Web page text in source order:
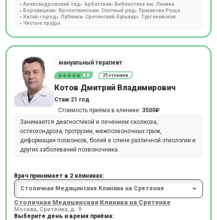
Александровский сад Арбатская
Библиотека им. Ленина
Боровицкая
Кропоткинская Охотный ряд
Ермакова Роща
Китай-город
Лубянка Сретенский бульвар
Тургеневская
Чистые пруды
мануальный терапевт
4.5 25 отзывов
Котов Дмитрий Владимирович
Стаж 21 год
Стоимость приёма в клинике: 3500₽
Занимается диагностикой и лечением сколиоза,
остеохондроза, протрузии, межпозвоночных грыж,
деформации позвонков, болей в спине различной этиологии и
других заболеваний позвоночника.
Врач принимает в 2 клиниках:
Столичная Медицинская Клиника на Сретенке
Москва, Сретенка, д. 9
Выберите день и время приёма: